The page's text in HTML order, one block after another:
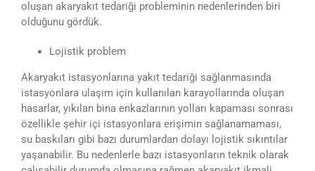
oluşan akaryakıt tedariği probleminin nedenlerinden biri
olduğunu gördük.
Lojistik problem
Akaryakıt istasyonlarına yakıt tedariği sağlanmasında
istasyonlara ulaşım için kullanılan karayollarında oluşan
hasarlar, yıkılan bina enkazlarının yolları kapaması sonrası
özellikle şehir içi istasyonlara erişimin sağlanamaması,
su baskıları gibi bazı durumlardan dolayı lojistik sıkıntılar
yaşanabilir. Bu nedenlerle bazı istasyonların teknik olarak